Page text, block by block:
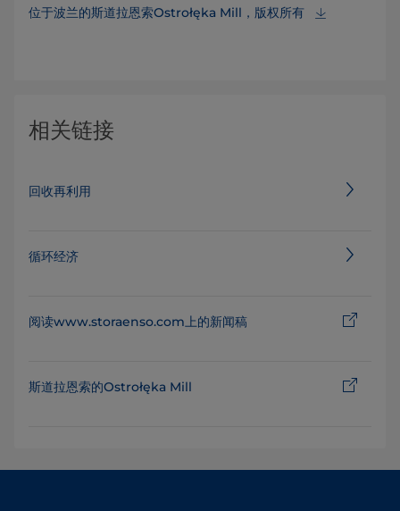
位于波兰的斯道拉恩索Ostrołęka Mill，版权所有
相关链接
回收再利用
循环经济
阅读www.storaenso.com上的新闻稿
斯道拉恩索的Ostrołęka Mill